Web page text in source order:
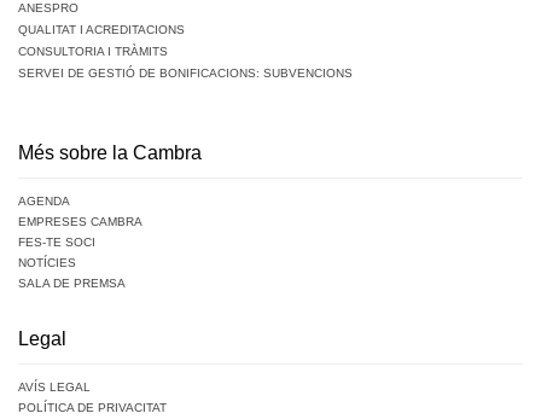
ANESPRO
QUALITAT I ACREDITACIONS
CONSULTORIA I TRÀMITS
SERVEI DE GESTIÓ DE BONIFICACIONS: SUBVENCIONS
Més sobre la Cambra
AGENDA
EMPRESES CAMBRA
FES-TE SOCI
NOTÍCIES
SALA DE PREMSA
Legal
AVÍS LEGAL
POLÍTICA DE PRIVACITAT